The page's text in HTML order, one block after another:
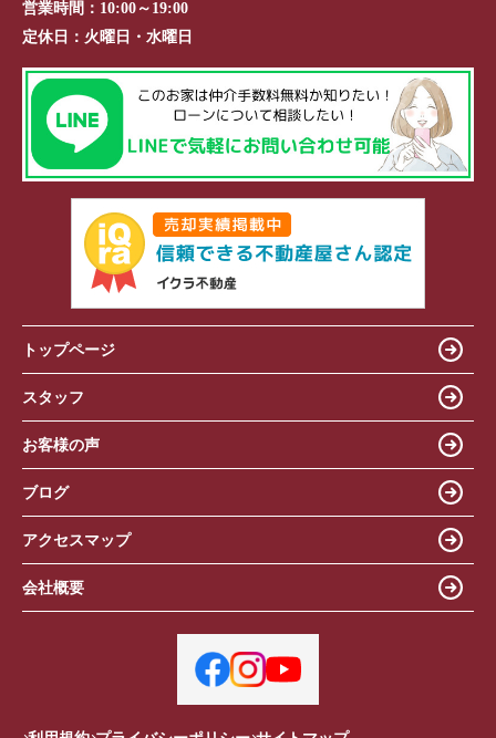
営業時間： 10:00～19:00
定休日： 火曜日・水曜日
トップページ
スタッフ
お客様の声
ブログ
アクセスマップ
会社概要